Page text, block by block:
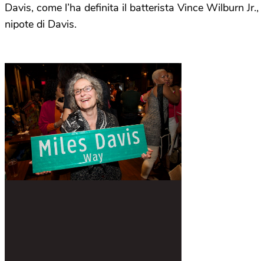
Davis, come l’ha definita il batterista Vince Wilburn Jr.,
nipote di Davis.